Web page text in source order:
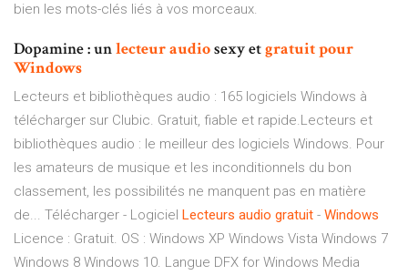
bien les mots-clés liés à vos morceaux.
Dopamine : unlecteuraudiosexy etgratuitpour
Windows
Lecteurs et bibliothèques audio : 165 logiciels Windows à
télécharger sur Clubic. Gratuit, fiable et rapide.Lecteurs et
bibliothèques audio : le meilleur des logiciels Windows. Pour
les amateurs de musique et les inconditionnels du bon
classement, les possibilités ne manquent pas en matière
de... Télécharger - Logiciel Lecteurs audio gratuit - Windows
Licence : Gratuit. OS : Windows XP Windows Vista Windows 7
Windows 8 Windows 10. Langue DFX for Windows Media